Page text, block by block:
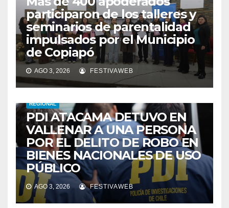
participaron de los talleres y
seminarios de parentalidad
impulsados por el Municipio
de Copiapó
AGO 3, 2026 FESTIVAWEB
REGIONAL
PDI ATACAMA DETUVO EN
VALLENAR A UNA PERSONA
POR EL DELITO DE ROBO EN
BIENES NACIONALES DE USO
PÚBLICO
AGO 3, 2026 FESTIVAWEB